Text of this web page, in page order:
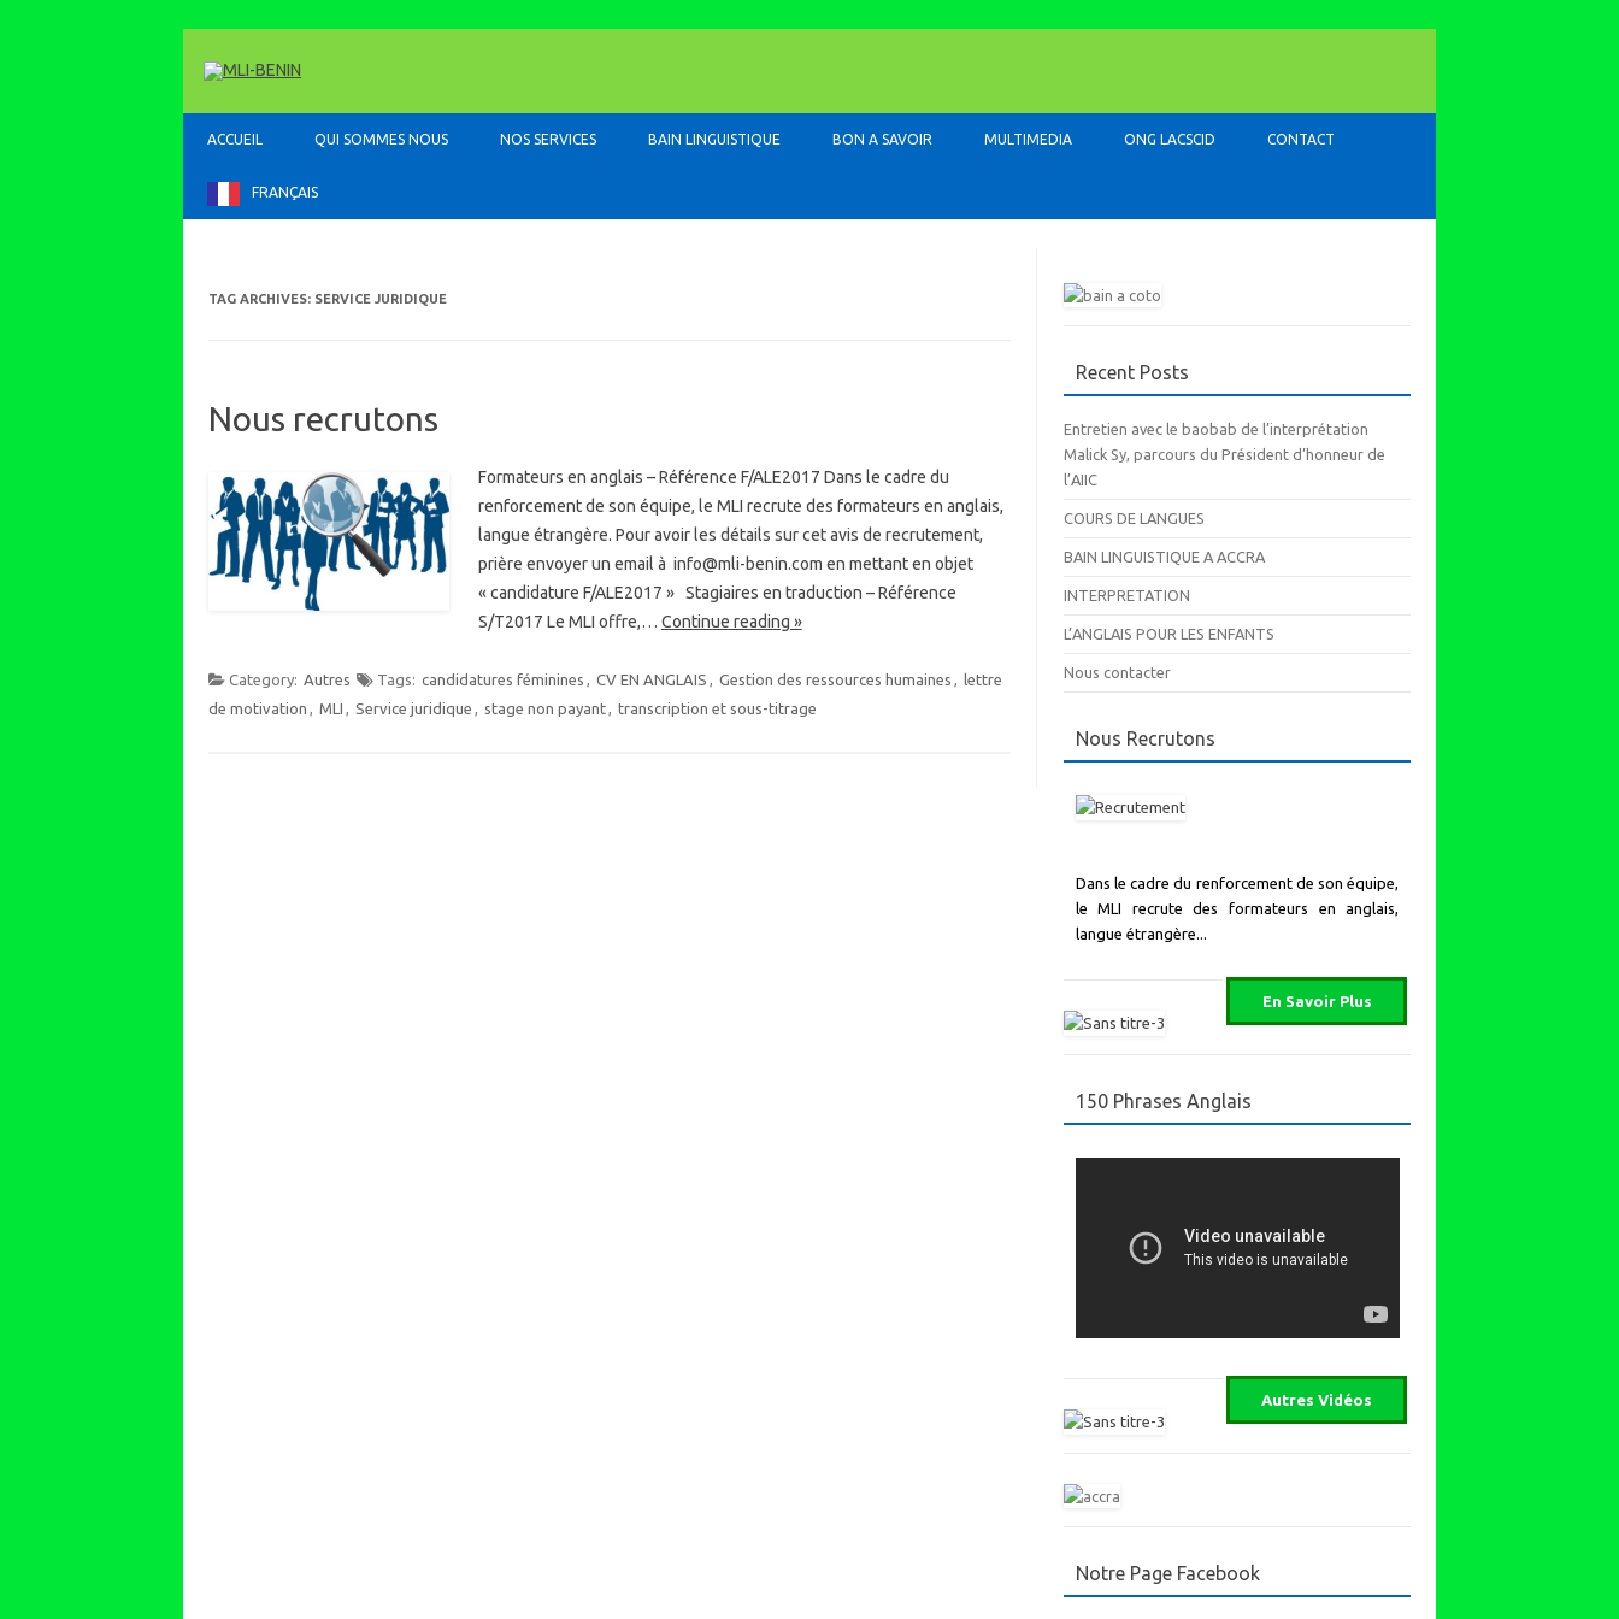
ACCUEIL QUI SOMMES NOUS NOS SERVICES BAIN LINGUISTIQUE BON A SAVOIR MULTIMEDIA ONG LACSCID CONTACT
FRANÇAIS
TAG ARCHIVES: SERVICE JURIDIQUE
Nous recrutons
Formateurs en anglais – Référence F/ALE2017 Dans le cadre du
renforcement de son équipe, le MLI recrute des formateurs en anglais,
langue étrangère. Pour avoir les détails sur cet avis de recrutement,
prière envoyer un email à info@mli-benin.com en mettant en objet
« candidature F/ALE2017 » Stagiaires en traduction – Référence
S/T2017 Le MLI offre,… Continue reading »
Category: Autres Tags: candidatures féminines , CV EN ANGLAIS , Gestion des ressources humaines , lettre
de motivation , MLI , Service juridique , stage non payant, transcription et sous-titrage
Recent Posts
Entretien avec le baobab de l’interprétation
Malick Sy, parcours du Président d’honneur de
l’AIIC
COURS DE LANGUES
BAIN LINGUISTIQUE A ACCRA
INTERPRETATION
L’ANGLAIS POUR LES ENFANTS
Nous contacter
Nous Recrutons
Dans le cadre du renforcement de son équipe,
le MLI recrute des formateurs en anglais,
langue étrangère...
150 Phrases Anglais
Notre Page Facebook